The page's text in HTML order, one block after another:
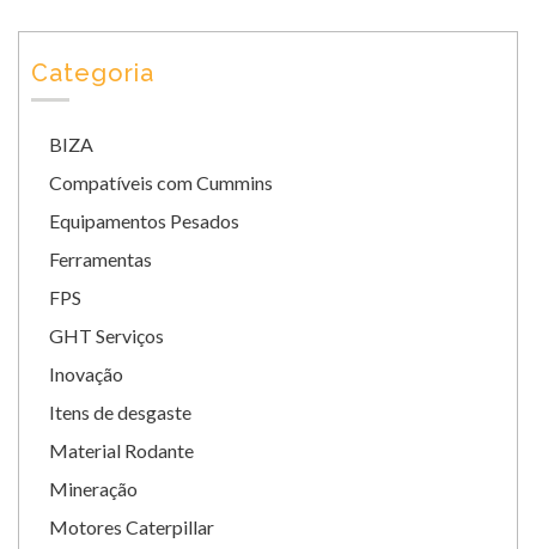
Categoria
BIZA
Compatíveis com Cummins
Equipamentos Pesados
Ferramentas
FPS
GHT Serviços
Inovação
Itens de desgaste
Material Rodante
Mineração
Motores Caterpillar